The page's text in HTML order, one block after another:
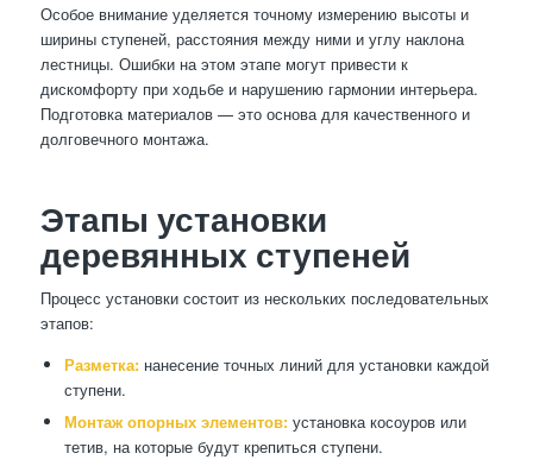
Особое внимание уделяется точному измерению высоты и
ширины ступеней, расстояния между ними и углу наклона
лестницы. Ошибки на этом этапе могут привести к
дискомфорту при ходьбе и нарушению гармонии интерьера.
Подготовка материалов — это основа для качественного и
долговечного монтажа.
Этапы установки
деревянных ступеней
Процесс установки состоит из нескольких последовательных
этапов:
Разметка:нанесение точных линий для установки каждой
ступени.
Монтаж опорных элементов:установка косоуров или
тетив, на которые будут крепиться ступени.